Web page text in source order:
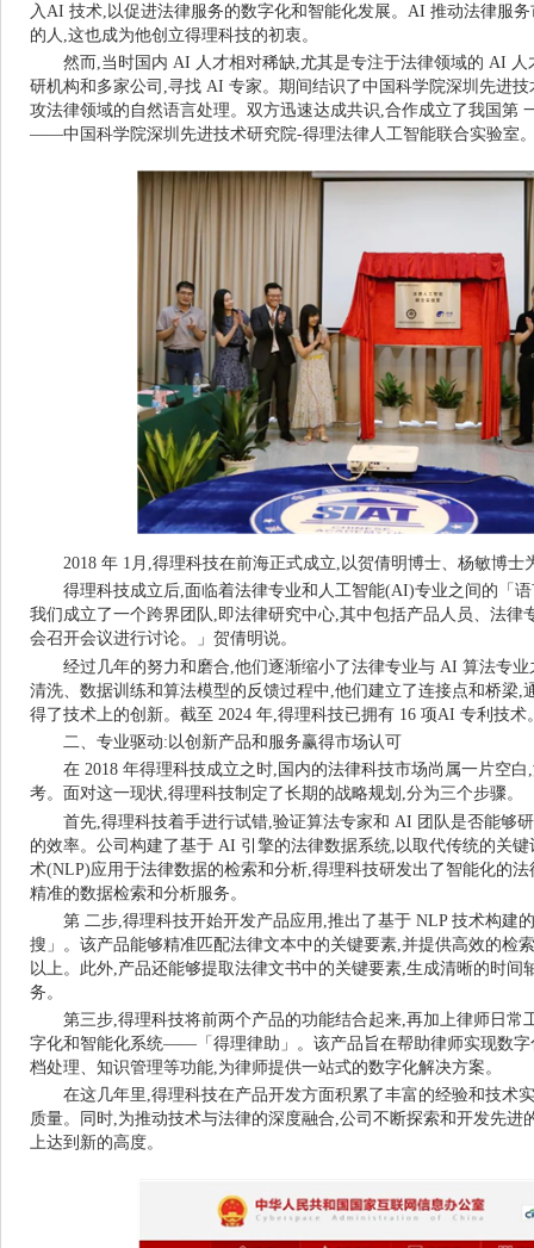
入AI 技术,以促进法律服务的数字化和智能化发展。AI 推动法律服
的人,这也成为他创立得理科技的初衷。
然而,当时国内 AI 人才相对稀缺,尤其是专注于法律领域的 AI
研机构和多家公司,寻找 AI 专家。期间结识了中国科学院深圳先进
攻法律领域的自然语言处理。双方迅速达成共识,合作成立了我国第
——中国科学院深圳先进技术研究院-得理法律人工智能联合实验室
2018 年 1月,得理科技在前海正式成立,以贺倩明博士、杨敏博士
得理科技成立后,面临着法律专业和人工智能(AI)专业之间的「
我们成立了一个跨界团队,即法律研究中心,其中包括产品人员、法律
会召开会议进行讨论。」贺倩明说。
经过几年的努力和磨合,他们逐渐缩小了法律专业与 AI 算法专
清洗、数据训练和算法模型的反馈过程中,他们建立了连接点和桥梁,
得了技术上的创新。截至 2024 年,得理科技已拥有 16 项AI 专利技术
二、专业驱动:以创新产品和服务赢得市场认可
在 2018 年得理科技成立之时,国内的法律科技市场尚属一片空
考。面对这一现状,得理科技制定了长期的战略规划,分为三个步骤。
首先,得理科技着手进行试错,验证算法专家和 AI 团队是否能够
的效率。公司构建了基于 AI 引擎的法律数据系统,以取代传统的关
术(NLP)应用于法律数据的检索和分析,得理科技研发出了智能化的
精准的数据检索和分析服务。
第 二步,得理科技开始开发产品应用,推出了基于 NLP 技术构建
搜」。该产品能够精准匹配法律文本中的关键要素,并提供高效的检
以上。此外,产品还能够提取法律文书中的关键要素,生成清晰的时间
务。
第三步,得理科技将前两个产品的功能结合起来,再加上律师日常
字化和智能化系统——「得理律助」。该产品旨在帮助律师实现数
档处理、知识管理等功能,为律师提供一站式的数字化解决方案。
在这几年里,得理科技在产品开发方面积累了丰富的经验和技术
质量。同时,为推动技术与法律的深度融合,公司不断探索和开发先
上达到新的高度。